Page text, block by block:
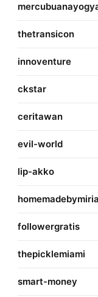
thetransicon
innoventure
ckstar
ceritawan
evil-world
lip-akko
followergratis
thepicklemiami
smart-money